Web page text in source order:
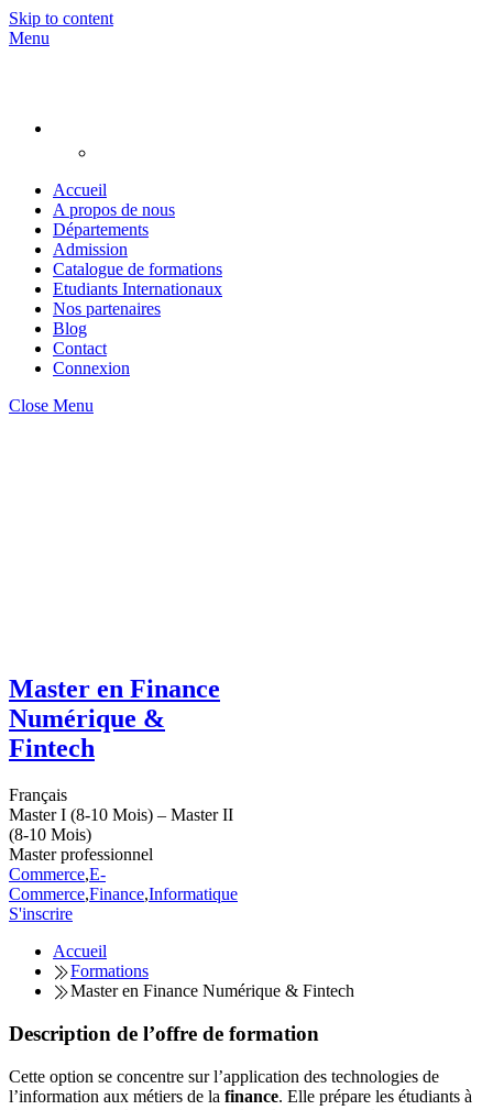
Skip to content
Menu
Accueil
A propos de nous
Départements
Admission
Catalogue de formations
Etudiants Internationaux
Nos partenaires
Blog
Contact
Connexion
Close Menu
Master en Finance
Numérique &
Fintech
Français
Master I (8-10 Mois) – Master II
(8-10 Mois)
Master professionnel
Commerce,E-
Commerce,Finance,Informatique
S'inscrire
Accueil
Formations
Master en Finance Numérique & Fintech
Description de l’offre de formation
Cette option se concentre sur l’application des technologies de
l’information aux métiers de la finance. Elle prépare les étudiants à